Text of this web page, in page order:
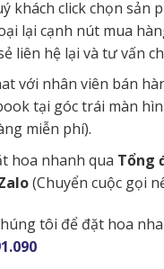
khách click chọn sản
lại cạnh nút mua
liên hệ lại và tư vấn
với nhân viên bán
tại góc trái màn
miễn phí).
hoa nhanh qua Tổng
(Chuyển cuộc gọi
tôi để đặt hoa